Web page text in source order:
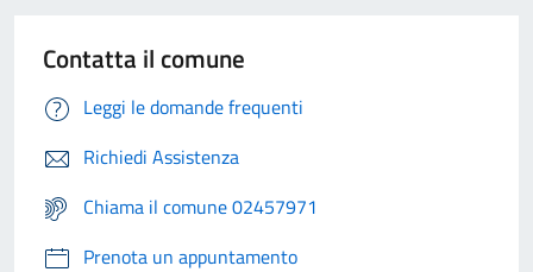
Contatta il comune
Leggi le domande frequenti
Richiedi Assistenza
Chiama il comune 02457971
Prenota un appuntamento